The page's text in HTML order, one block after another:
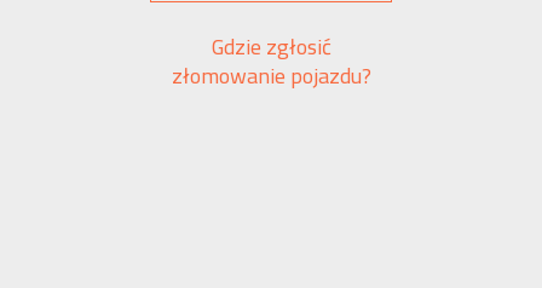
Gdzie zgłosić
złomowanie pojazdu?